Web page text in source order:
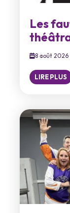
Les
8 août 2026
LIRE PLUS